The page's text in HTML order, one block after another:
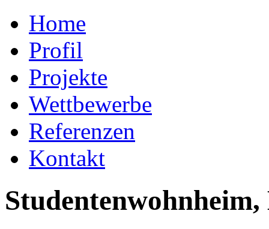
Home
Profil
Projekte
Wettbewerbe
Referenzen
Kontakt